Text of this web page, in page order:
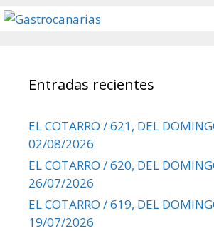
Entradas recientes
EL COTARRO / 621, DEL
02/08/2026
EL COTARRO / 620, DEL
26/07/2026
EL COTARRO / 619, DEL
19/07/2026